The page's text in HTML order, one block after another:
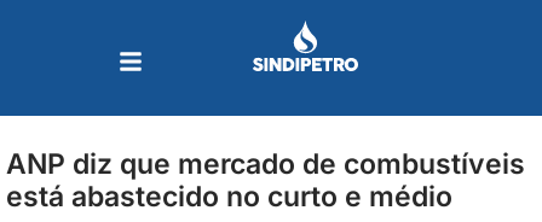
ANP diz que mercado de combustíveis
está abastecido no curto e médio